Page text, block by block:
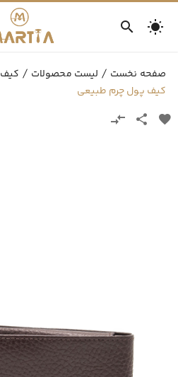
صفحه نخست لیست محصولات کیف
کیف پول چرم طبیعی